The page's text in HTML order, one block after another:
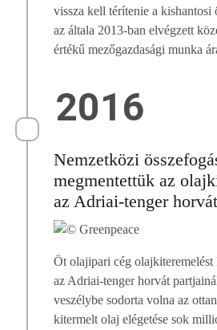
vissza kell térítenie a kishantosi
az általa 2013-ban elvégzett
értékű mezőgazdasági munka
2016
Nemzetközi
megmentettük az
az Adriai-tenger
Öt olajipari cég olajkiteremelést
az Adriai-tenger horvát
veszélybe sodorta volna az
kitermelt olaj elégetése sok